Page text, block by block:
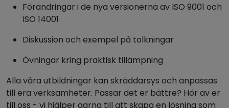
Förändringar i de nya versionerna av ISO 9001 och
ISO 14001
Diskussion och exempel på tolkningar
Övningar kring praktisk tillämpning
Alla våra utbildningar kan skräddarsys och anpassas
till era verksamheter. Passar det er bättre? Hör av er
till oss - vi hjälper gärna till att skapa en lösning som